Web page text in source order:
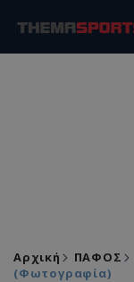
Αρχική ΠΑΦΟΣ
(Φωτογραφία)